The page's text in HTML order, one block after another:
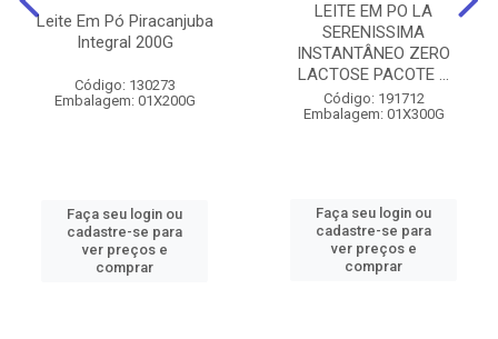
Leite Em Pó Piracanjuba
Integral 200G
Código: 130273
Embalagem: 01X200G
Faça seu login ou
cadastre-se para
ver preços e
comprar
LEITE EM PO LA
SERENISSIMA
INSTANTÂNEO ZERO
LACTOSE PACOTE ...
Código: 191712
Embalagem: 01X300G
Faça seu login ou
cadastre-se para
ver preços e
comprar